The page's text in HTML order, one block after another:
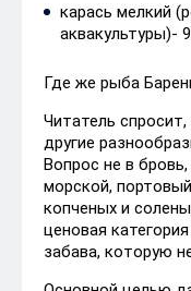
карась мелкий
аквакультуры)-
Где же рыба
Читатель
другие
Вопрос не в
морской,
копченых и
ценовая
забава, которую